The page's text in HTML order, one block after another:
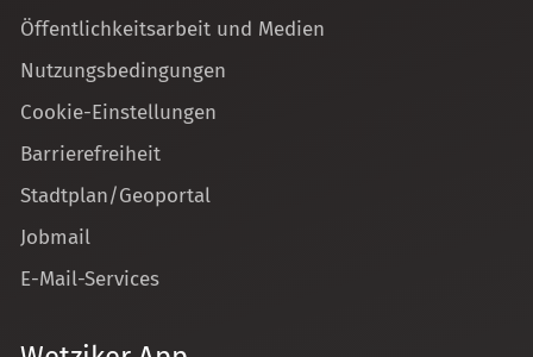
Öffentlichkeitsarbeit und Medien
Nutzungsbedingungen
Cookie-Einstellungen
Barrierefreiheit
Stadtplan/Geoportal
Jobmail
E-Mail-Services